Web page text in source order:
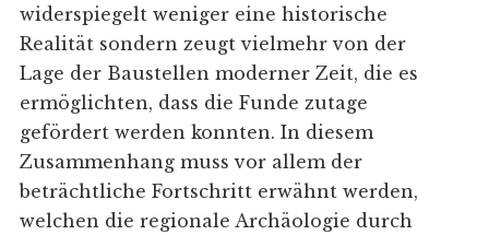
widerspiegelt weniger eine historische
Realität sondern zeugt vielmehr von der
Lage der Baustellen moderner Zeit, die es
ermöglichten, dass die Funde zutage
gefördert werden konnten. In diesem
Zusammenhang muss vor allem der
beträchtliche Fortschritt erwähnt werden,
welchen die regionale Archäologie durch